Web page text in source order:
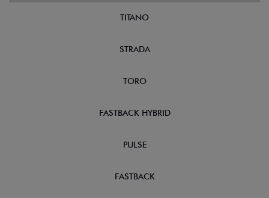
TITANO
STRADA
TORO
FASTBACK HYBRID
PULSE
FASTBACK